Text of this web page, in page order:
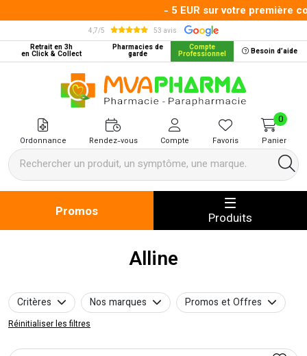
- 5 EUR sur votre première
4,7/5
53 avis
Retrait en 3h
en Click & Collect
Pharmacies de
garde
Compte
Professionnel Besoin d’aide
MVA Pharma Votre pharmacie
Ordonnance Rendez-vous Compte Favoris Panier
0
Promos Produits
Alline
Critères Nos marques Promos et Offres
Réinitialiser les filtres